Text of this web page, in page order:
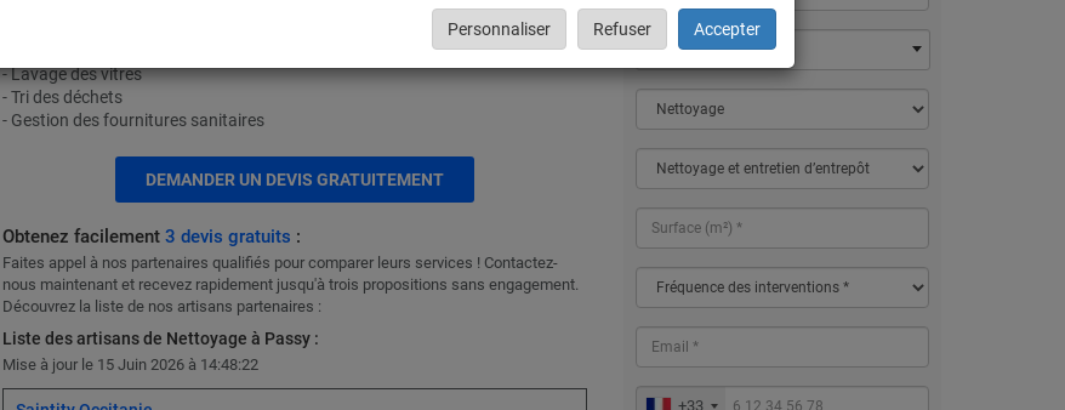
- Lavage des vitres
- Tri des déchets
- Gestion des fournitures sanitaires
DEMANDER UN DEVIS GRATUITEMENT
Obtenez facilement 3 devis gratuits :
Faites appel à nos partenaires qualifiés pour comparer leurs services ! Contactez-
nous maintenant et recevez rapidement jusqu'à trois propositions sans engagement.
Découvrez la liste de nos artisans partenaires :
Liste des artisans de Nettoyage à Passy :
Mise à jour le 15 Juin 2026 à 14:48:22
74480 - Passy
+33
Personnaliser Refuser Accepter